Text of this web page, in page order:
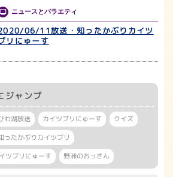
ニュースとバラエティ
06/11放送・知ったかぶりカイツ
リにゅーす
ジャンプ
わ湖放送 カイツブリにゅーす
クイズ
ったかぶりカイツブリ
ツブリにゅーす
野洲のおっさん